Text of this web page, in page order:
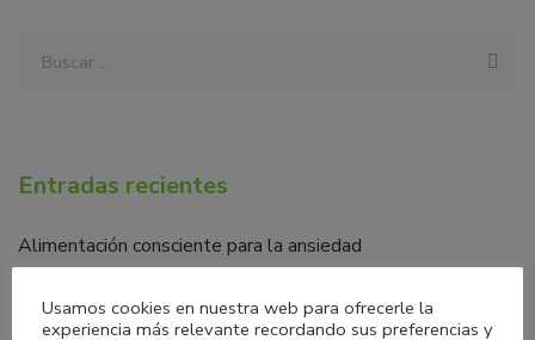
Entradas recientes
Alimentación consciente para la ansiedad
bienestar
Usamos cookies en nuestra web para ofrecerle la
experiencia más relevante recordando sus preferencias y